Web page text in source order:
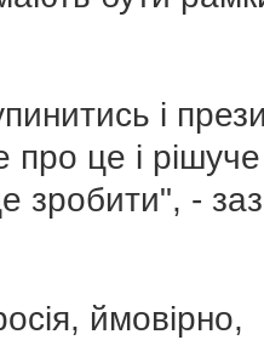
і
про це і рішуче
зробити", -
ймовірно,